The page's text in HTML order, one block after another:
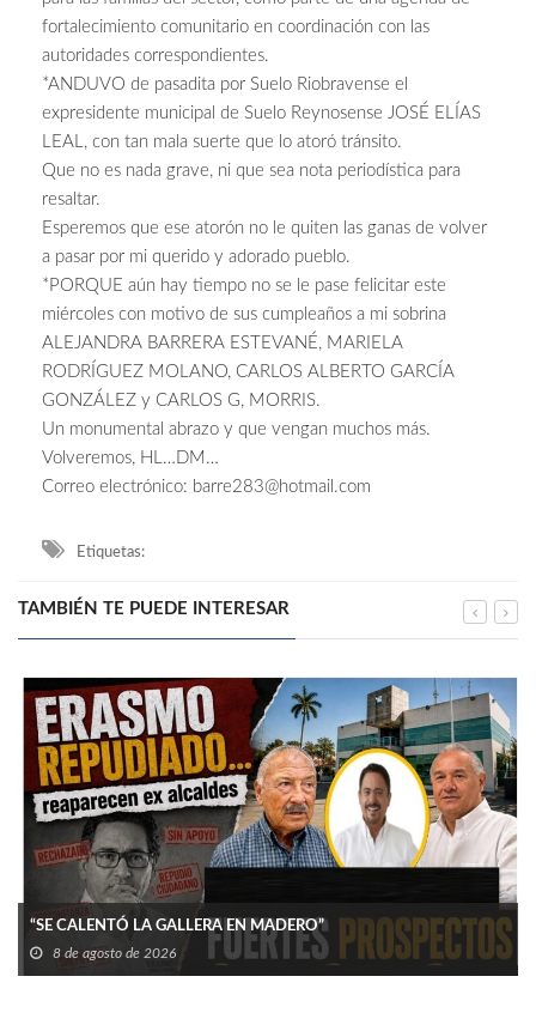
fortalecimiento comunitario en coordinación con las
autoridades correspondientes.
*ANDUVO de pasadita por Suelo Riobravense el
expresidente municipal de Suelo Reynosense JOSÉ ELÍAS
LEAL, con tan mala suerte que lo atoró tránsito.
Que no es nada grave, ni que sea nota periodística para
resaltar.
Esperemos que ese atorón no le quiten las ganas de volver
a pasar por mi querido y adorado pueblo.
*PORQUE aún hay tiempo no se le pase felicitar este
miércoles con motivo de sus cumpleaños a mi sobrina
ALEJANDRA BARRERA ESTEVANÉ, MARIELA
RODRÍGUEZ MOLANO, CARLOS ALBERTO GARCÍA
GONZÁLEZ y CARLOS G, MORRIS.
Un monumental abrazo y que vengan muchos más.
Volveremos, HL…DM…
Correo electrónico: barre283@hotmail.com
Etiquetas:
TAMBIÉN TE PUEDE INTERESAR
“SE CALENTÓ LA GALLERA EN MADERO”
8 de agosto de 2026